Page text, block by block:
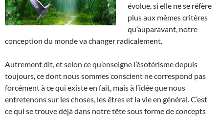
évolue, si elle ne se réfère
plus aux mêmes critères
qu’auparavant, notre
conception du monde va changer radicalement.
Autrement dit, et selon ce qu’enseigne l’ésotérisme depuis
toujours, ce dont nous sommes conscient ne correspond pas
forcément à ce qui existe en fait, mais à l’idée que nous
entretenons sur les choses, les êtres et la vie en général. C’est
ce qui se trouve déjà dans notre tête sous forme de concepts